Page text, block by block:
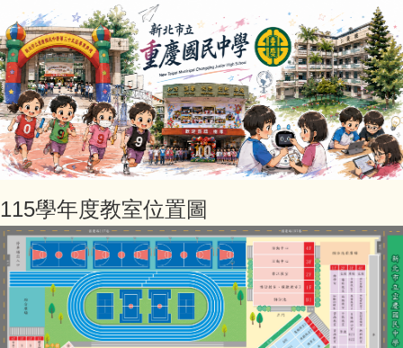
115學年度教室位置圖